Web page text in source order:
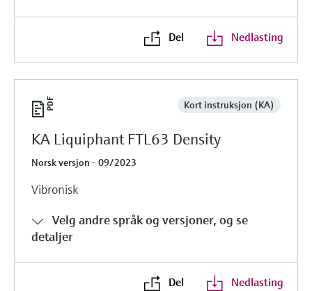
Del Nedlasting
Kort instruksjon (KA)
KA Liquiphant FTL63 Density
Norsk versjon - 09/2023
Vibronisk
Velg andre språk og versjoner, og se
detaljer
Del Nedlasting